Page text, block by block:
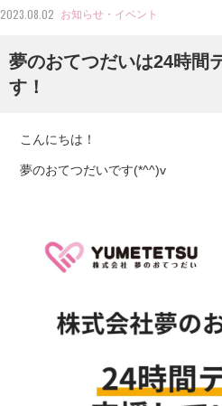
2023.08.02 お知らせ・イベント
夢のおてつだいは24時間
す！
こんにちは！
夢のおてつだいです(*^^)v